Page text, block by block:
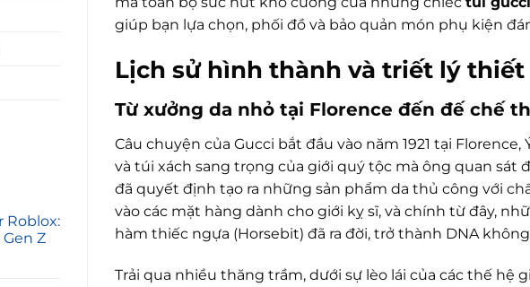
Roblox:
Z
giúp bạn lựa chọn, phối đồ và bảo quản món phụ kiện
Lịch sử hình thành và triết lý thiết
Từ xưởng da nhỏ tại Florence đến đế chế
Câu chuyện của Gucci bắt đầu vào năm 1921 tại
và túi xách sang trọng của giới quý tộc mà ông quan sát
đã quyết định tạo ra những sản phẩm da thủ công với
vào các mặt hàng dành cho giới kỵ sĩ, và chính từ đây,
hàm thiếc ngựa (Horsebit) đã ra đời, trở thành DNA
Trải qua nhiều thăng trầm, dưới sự lèo lái của các thế hệ